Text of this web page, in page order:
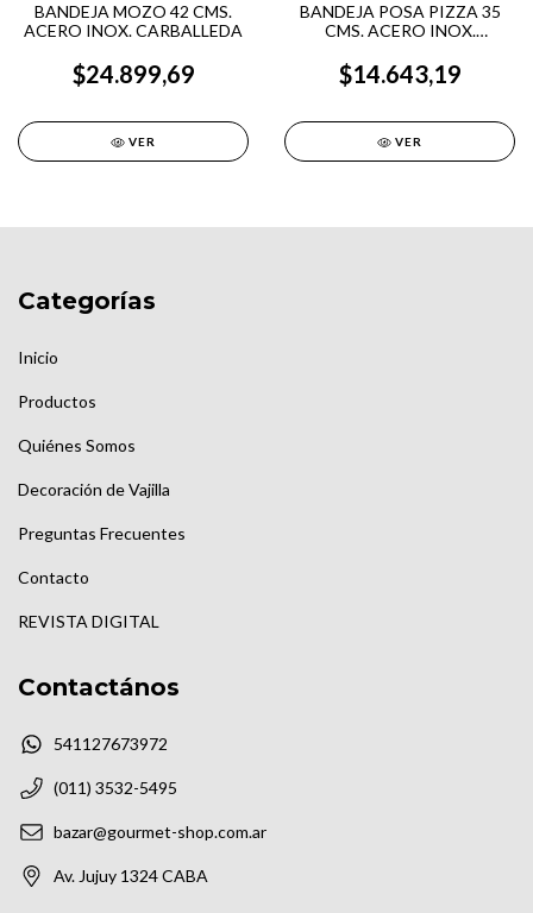
BANDEJA MOZO 42 CMS.
ACERO INOX. CARBALLEDA
$24.899,69
VER
BANDEJA POSA PIZZA 35
CMS. ACERO INOX.
$14.643,19
VER
Categorías
Inicio
Productos
Quiénes Somos
Decoración de Vajilla
Preguntas Frecuentes
Contacto
REVISTA DIGITAL
Contactános
541127673972
(011) 3532-5495
bazar@gourmet-shop.com.ar
Av. Jujuy 1324 CABA